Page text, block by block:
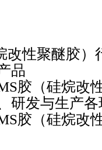
性聚醚胶）
品
硅烷改性
与生产各
硅烷改性